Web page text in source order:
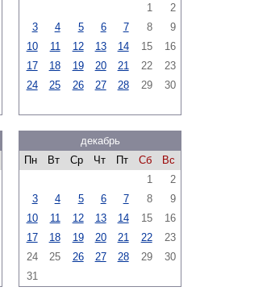
1
2
3
4 5 6 7 8
9
10
11 12 13 14 15
16
17
18 19 20 21 22
23
24
25 26 27 28 29 30
декабрь
Пн
Вт Ср Чт Пт Сб
Вс
1
2
3
4 5 6 7 8
9
10
11 12 13 14 15
16
17
18 19 20 21 22
23
24
25 26 27 28 29
30
31